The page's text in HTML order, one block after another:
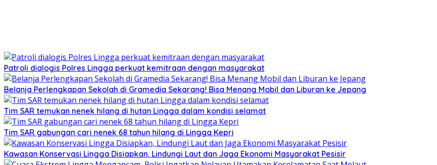
Patroli dialogis Polres Lingga perkuat kemitraan dengan masyarakat
Belanja Perlengkapan Sekolah di Gramedia Sekarang! Bisa Menang Mobil dan Liburan ke Jepang
Tim SAR temukan nenek hilang di hutan Lingga dalam kondisi selamat
Tim SAR gabungan cari nenek 68 tahun hilang di Lingga Kepri
Kawasan Konservasi Lingga Disiapkan, Lindungi Laut dan Jaga Ekonomi Masyarakat Pesisir